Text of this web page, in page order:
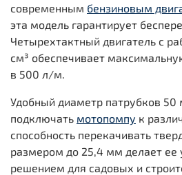
современным бензиновым
эта модель гарантирует
Четырехтактный двигатель с
см³ обеспечивает
в 500 л/м.
Удобный диаметр патрубков 50
подключать мотопомпу к
способность перекачивать
размером до 25,4 мм делает ее
решением для садовых и